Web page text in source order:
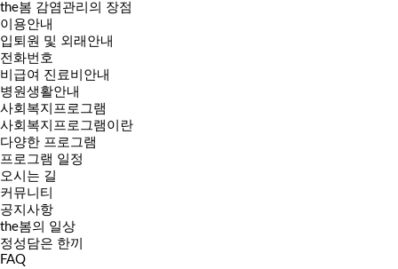
the봄 감염관리의 장점
이용안내
입퇴원 및 외래안내
전화번호
비급여 진료비안내
병원생활안내
사회복지프로그램
사회복지프로그램이란
다양한 프로그램
프로그램 일정
오시는 길
커뮤니티
공지사항
the봄의 일상
정성담은 한끼
FAQ